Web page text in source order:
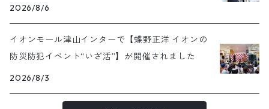
号）
2026/8/6
イオンモール津山インターで【蝶野正洋 イオンの
防災防犯イベント“いざ活”】が開催されました
2026/8/3